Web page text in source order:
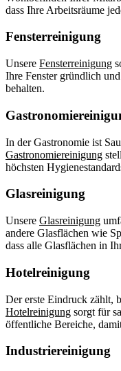
dass Ihre Arbeitsräume
Fensterreinigung
Unsere Fensterreinigung
Ihre Fenster gründlich
behalten.
In der Gastronomie ist
Gastronomiereinigung
höchsten
Glasreinigung
Unsere Glasreinigung
andere Glasflächen wie
dass alle Glasflächen in
Hotelreinigung
Der erste Eindruck zählt,
Hotelreinigung sorgt für
öffentliche Bereiche,
Industriereinigung